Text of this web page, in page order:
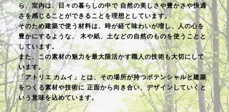
ら、室内は、日々の暮らしの中で自然の美しさや豊かさや快適
さを感じることができることを理想としています。
そのため建築で使う材料は、時が経て味わいが増し、人の心を
豊かにするような、 木や紙、土などの自然のものを使うことと
しています。
また、この素材の魅力を最大限活かす職人の技術も大切にして
います。
「アトリエ カムイ」とは、その場所が持つポテンシャルと建築
をつくる素材や技術に 正面から向き合い、デザインしていくと
いう意味を込めています。